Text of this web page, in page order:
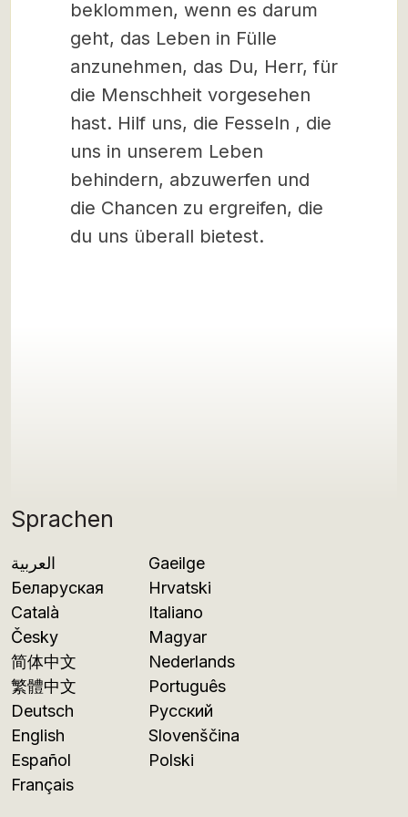
Sprachen
العربية
Беларуская
Català
Česky
简体中文
繁體中文
Deutsch
English
Español
Français
Gaeilge
Hrvatski
Italiano
Magyar
Nederlands
Português
Русский
Slovenščina
Polski
beklommen, wenn es darum
geht, das Leben in Fülle
anzunehmen, das Du, Herr, für
die Menschheit vorgesehen
hast. Hilf uns, die Fesseln , die
uns in unserem Leben
behindern, abzuwerfen und
die Chancen zu ergreifen, die
du uns überall bietest.